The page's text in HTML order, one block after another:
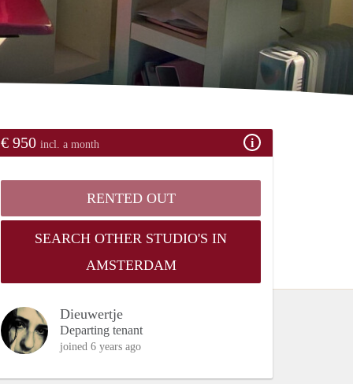
€ 950 incl. a month
RENTED OUT
SEARCH OTHER STUDIO'S IN
AMSTERDAM
Dieuwertje
Departing tenant
joined 6 years ago